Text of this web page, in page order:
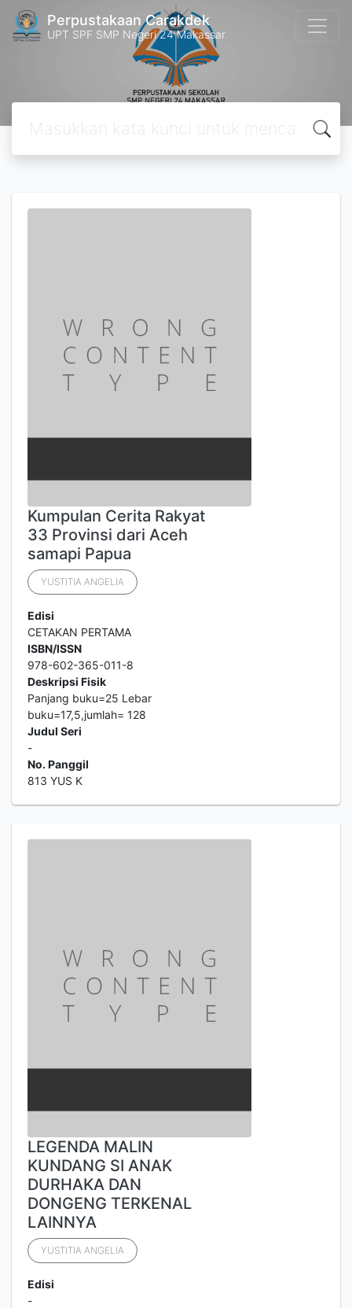
Perpustakaan Carakdek
UPT SPF SMP Negeri 24 Makassar
Kumpulan Cerita Rakyat
33 Provinsi dari Aceh
samapi Papua
YUSTITIA ANGELIA
Edisi
CETAKAN PERTAMA
ISBN/ISSN
978-602-365-011-8
Deskripsi Fisik
Panjang buku=25 Lebar
buku=17,5,jumlah= 128
Judul Seri
-
No. Panggil
813 YUS K
LEGENDA MALIN
KUNDANG SI ANAK
DURHAKA DAN
DONGENG TERKENAL
LAINNYA
YUSTITIA ANGELIA
Edisi
-